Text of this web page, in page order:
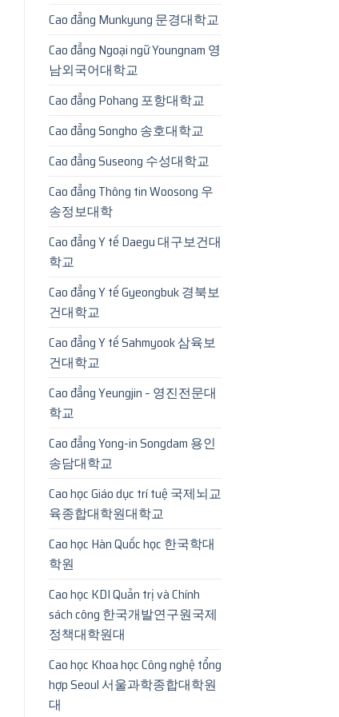
Cao đẳng Munkyung 문경대학교
Cao đẳng Ngoại ngữ Youngnam 영
남외국어대학교
Cao đẳng Pohang 포항대학교
Cao đẳng Songho 송호대학교
Cao đẳng Suseong 수성대학교
Cao đẳng Thông tin Woosong 우
송정보대학
Cao đẳng Y tế Daegu 대구보건대
학교
Cao đẳng Y tế Gyeongbuk 경북보
건대학교
Cao đẳng Y tế Sahmyook 삼육보
건대학교
Cao đẳng Yeungjin – 영진전문대
학교
Cao đẳng Yong-in Songdam 용인
송담대학교
Cao học Giáo dục trí tuệ 국제뇌교
육종합대학원대학교
Cao học Hàn Quốc học 한국학대
학원
Cao học KDI Quản trị và Chính
sách công 한국개발연구원국제
정책대학원대
Cao học Khoa học Công nghệ tổng
hợp Seoul 서울과학종합대학원
대